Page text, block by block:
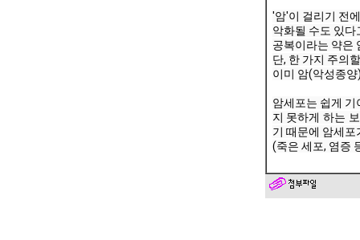
'암'이 걸리기 전
악화될 수도 있다
공복이라는 약은
단, 한 가지 주의
이미 암(악성종
암세포는 쉽게
지 못하게 하는
기 때문에 암세
(죽은 세포, 염증